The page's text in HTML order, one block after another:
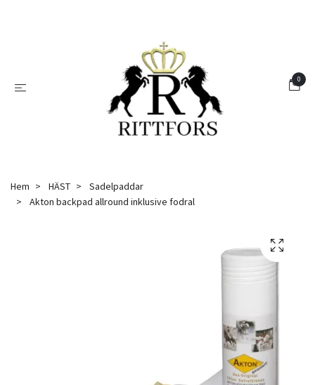
0
Hem HÄST
Sadelpaddar
Akton backpad allround inklusive fodral